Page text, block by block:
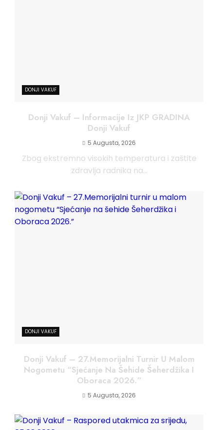
DONJI VAKUF
Donji Vakuf – Informacije Iz JKP GRADINA
Donji Vakuf
5 Augusta, 2026
Zbog ekstremno visokih temperatura i zaštite
zdravlja radnika na...
DONJI VAKUF
Donji Vakuf – 27.Memorijalni Turnir U Malom
Nogometu “Sjećanje Na Šehide Šeherdžika I
Oboraca 2026.”
5 Augusta, 2026